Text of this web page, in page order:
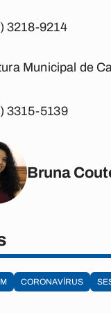
3218-9214
Municipal de
3315-5139
Bruna
CORONAVÍRUS